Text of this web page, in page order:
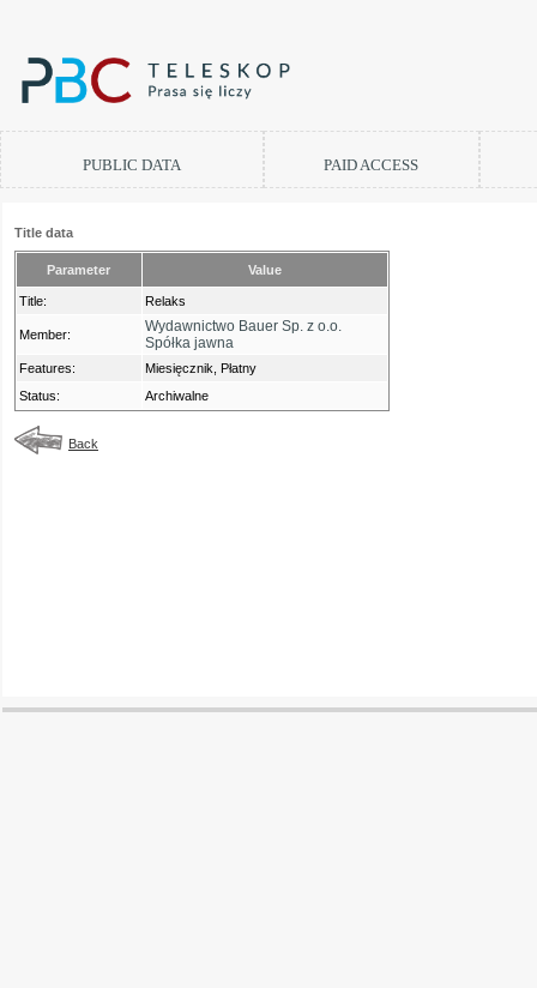
PUBLIC DATA PAID ACCESS
Title data
Parameter Value
Title: Relaks
Member:
Wydawnictwo Bauer Sp. z o.o.
Spółka jawna
Features:
Miesięcznik, Płatny
Status:
Archiwalne
Back